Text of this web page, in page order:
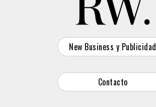
New Business y Publicidad
Contacto